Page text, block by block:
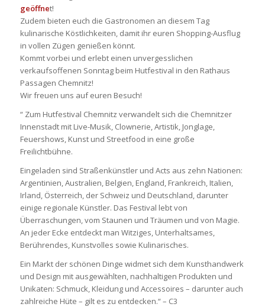
geöffnet!
Zudem bieten euch die Gastronomen an diesem Tag
kulinarische Köstlichkeiten, damit ihr euren Shopping-Ausflug
in vollen Zügen genießen könnt.
Kommt vorbei und erlebt einen unvergesslichen
verkaufsoffenen Sonntag beim Hutfestival in den Rathaus
Passagen Chemnitz!
Wir freuen uns auf euren Besuch!
“ Zum Hutfestival Chemnitz verwandelt sich die Chemnitzer
Innenstadt mit Live-Musik, Clownerie, Artistik, Jonglage,
Feuershows, Kunst und Streetfood in eine große
Freilichtbühne.
Eingeladen sind Straßenkünstler und Acts aus zehn Nationen:
Argentinien, Australien, Belgien, England, Frankreich, Italien,
Irland, Österreich, der Schweiz und Deutschland, darunter
einige regionale Künstler. Das Festival lebt von
Überraschungen, vom Staunen und Träumen und von Magie.
An jeder Ecke entdeckt man Witziges, Unterhaltsames,
Berührendes, Kunstvolles sowie Kulinarisches.
Ein Markt der schönen Dinge widmet sich dem Kunsthandwerk
und Design mit ausgewählten, nachhaltigen Produkten und
Unikaten: Schmuck, Kleidung und Accessoires – darunter auch
zahlreiche Hüte – gilt es zu entdecken.“ – C3